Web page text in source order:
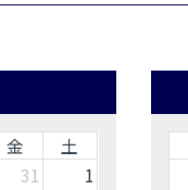
金
土
31
1